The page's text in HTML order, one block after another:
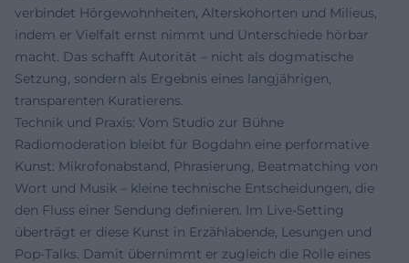
verbindet Hörgewohnheiten, Alterskohorten und Milieus,
indem er Vielfalt ernst nimmt und Unterschiede hörbar
macht. Das schafft Autorität – nicht als dogmatische
Setzung, sondern als Ergebnis eines langjährigen,
transparenten Kuratierens.
Technik und Praxis: Vom Studio zur Bühne
Radiomoderation bleibt für Bogdahn eine performative
Kunst: Mikrofonabstand, Phrasierung, Beatmatching von
Wort und Musik – kleine technische Entscheidungen, die
den Fluss einer Sendung definieren. Im Live-Setting
überträgt er diese Kunst in Erzählabende, Lesungen und
Pop-Talks. Damit übernimmt er zugleich die Rolle eines